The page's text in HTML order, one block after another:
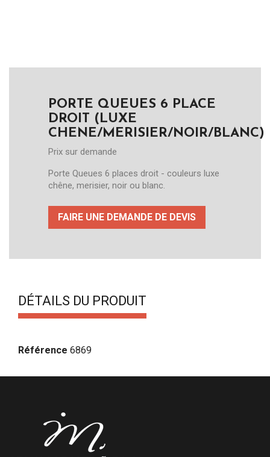
PORTE QUEUES 6 PLACE
DROIT (LUXE
CHENE/MERISIER/NOIR/BLANC)
Prix sur demande
Porte Queues 6 places droit - couleurs luxe
chêne, merisier, noir ou blanc.
FAIRE UNE DEMANDE DE DEVIS
DÉTAILS DU PRODUIT
Référence 6869